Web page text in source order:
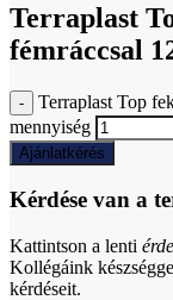
Terraplast
fémráccsal
Terraplast Top
mennyiség
Ajánlatkérés
Kérdése van a
Kattintson a lenti
Kollégáink
kérdéseit.